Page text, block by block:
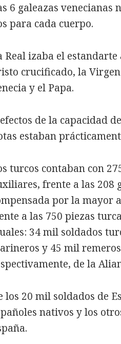
6 galeazas venecianas
para cada cuerpo.
Real izaba el
crucificado, la
y el Papa.
de la capacidad
estaban
turcos contaban con
frente a las 208
por la mayor
a las 750 piezas
34 mil soldados
y 45 mil
de la
los 20 mil soldados de
nativos y los